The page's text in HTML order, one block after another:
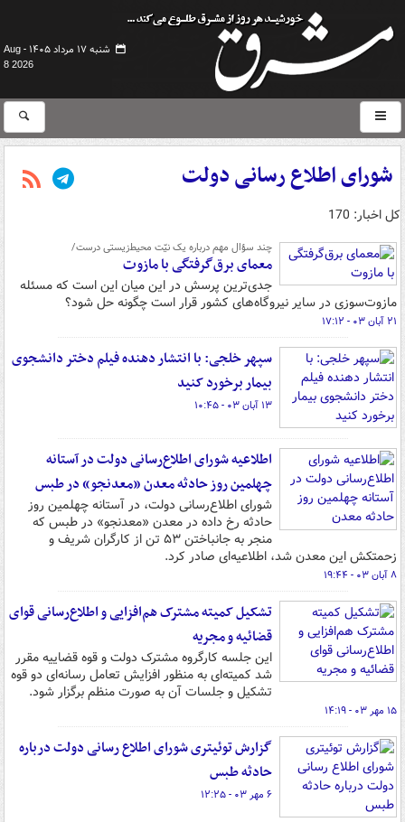
شنبه ۱۷ مرداد ۱۴۰۵ -
Aug
8 2026
شورای اطلاع رسانی دولت
کل اخبار: 170
چند سؤال مهم درباره یک نیّت محیط‌زیستی درست/
معمای برق‌گرفتگی با مازوت
جدی‌ترین پرسش در این میان این است که مسئله
مازوت‌سوزی در سایر نیروگاه‌های کشور قرار است چگونه حل شود؟
۲۱ آبان ۰۳ - ۱۷:۱۲
سپهر خلجی: با انتشار دهنده فیلم دختر دانشجوی
بیمار برخورد کنید
۱۳ آبان ۰۳ - ۱۰:۴۵
اطلاعیه شورای اطلاع‌رسانی دولت در آستانه
چهلمین روز حادثه معدن «معدنجو» در طبس
شورای اطلاع‌رسانی دولت، در آستانه چهلمین روز
حادثه رخ داده در معدن «معدنجو» در طبس که
منجر به جانباختن ۵۳ تن از کارگران شریف و
زحمتکش این معدن شد، اطلاعیه‌ای صادر کرد.
۸ آبان ۰۳ - ۱۹:۴۴
تشکیل کمیته مشترک هم‌افزایی و اطلاع‌رسانی قوای
قضائیه و مجریه
این جلسه کارگروه مشترک دولت و قوه قضاییه مقرر
شد کمیته‌ای به منظور افزایش تعامل رسانه‌ای دو قوه
تشکیل و جلسات آن به صورت منظم برگزار شود.
۱۵ مهر ۰۳ - ۱۴:۱۹
گزارش توئیتری شورای اطلاع رسانی دولت درباره
حادثه طبس
۶ مهر ۰۳ - ۱۲:۲۵